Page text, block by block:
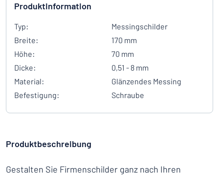
Produktinformation
Typ:
Messingschilder
Breite:
170 mm
Höhe:
70 mm
Dicke:
0,51 - 8 mm
Material:
Glänzendes Messing
Befestigung:
Schraube
Produktbeschreibung
Gestalten Sie Firmenschilder ganz nach Ihren